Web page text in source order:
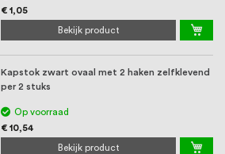
€ 1,05
Bekijk product
Kapstok zwart ovaal met 2 haken zelfklevend
per 2 stuks
Op voorraad
€ 10,54
Bekijk product